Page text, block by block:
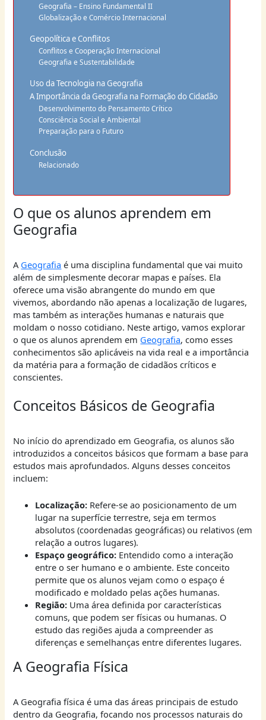
Geografia – Ensino Fundamental II
Globalização e Comércio Internacional
Geopolítica e Conflitos
Conflitos e Cooperação Internacional
Geografia e Sustentabilidade
Uso da Tecnologia na Geografia
A Importância da Geografia na Formação do Cidadão
Desenvolvimento do Pensamento Crítico
Consciência Social e Ambiental
Preparação para o Futuro
Conclusão
Relacionado
O que os alunos aprendem em
Geografia
A Geografia é uma disciplina fundamental que vai muito
além de simplesmente decorar mapas e países. Ela
oferece uma visão abrangente do mundo em que
vivemos, abordando não apenas a localização de lugares,
mas também as interações humanas e naturais que
moldam o nosso cotidiano. Neste artigo, vamos explorar
o que os alunos aprendem em Geografia, como esses
conhecimentos são aplicáveis na vida real e a importância
da matéria para a formação de cidadãos críticos e
conscientes.
Conceitos Básicos de Geografia
No início do aprendizado em Geografia, os alunos são
introduzidos a conceitos básicos que formam a base para
estudos mais aprofundados. Alguns desses conceitos
incluem:
Localização:Refere-se ao posicionamento de um
lugar na superfície terrestre, seja em termos
absolutos (coordenadas geográficas) ou relativos (em
relação a outros lugares).
Espaço geográfico:Entendido como a interação
entre o ser humano e o ambiente. Este conceito
permite que os alunos vejam como o espaço é
modificado e moldado pelas ações humanas.
Região:Uma área definida por características
comuns, que podem ser físicas ou humanas. O
estudo das regiões ajuda a compreender as
diferenças e semelhanças entre diferentes lugares.
A Geografia Física
A Geografia física é uma das áreas principais de estudo
dentro da Geografia, focando nos processos naturais do